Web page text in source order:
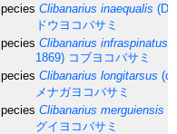
Clibanarius inaequalis
ドウヨコバサミ
Clibanarius infraspinatus
1869) コブヨコバサミ
Clibanarius longitarsus
メナガヨコバサミ
Clibanarius merguiensis
グイヨコバサミ